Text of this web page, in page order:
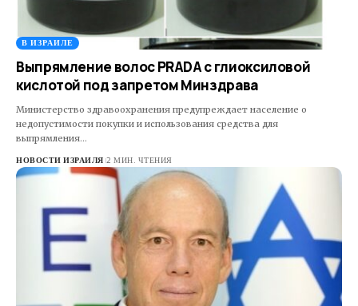
В ИЗРАИЛЕ
Выпрямление волос PRADA с глиоксиловой
кислотой под запретом Минздрава
Министерство здравоохранения предупреждает население о
недопустимости покупки и использования средства для
выпрямления…
НОВОСТИ ИЗРАИЛЯ 2 МИН. ЧТЕНИЯ